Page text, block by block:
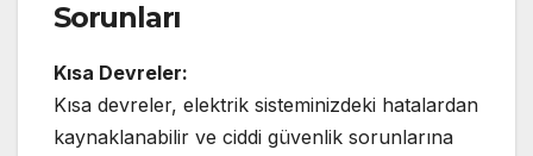
Sorunları
Kısa Devreler:
Kısa devreler, elektrik sisteminizdeki hatalardan
kaynaklanabilir ve ciddi güvenlik sorunlarına